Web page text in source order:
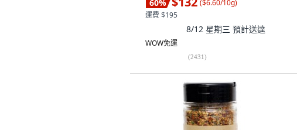
60% ($6.60/10g)
運費 $195
8/12 星期三 預計送達
WOW免運
(2431)